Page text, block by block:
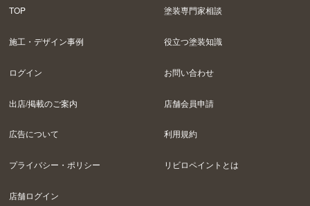
TOP 塗装専門家相談
施工・デザイン事例 役立つ塗装知識
ログイン お問い合わせ
出店/掲載のご案内 店舗会員申請
広告について 利用規約
プライバシー・ポリシー リビロペイントとは
店舗ログイン